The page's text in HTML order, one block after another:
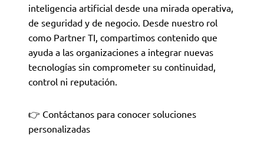
inteligencia artificial desde una mirada operativa,
de seguridad y de negocio. Desde nuestro rol
como Partner TI, compartimos contenido que
ayuda a las organizaciones a integrar nuevas
tecnologías sin comprometer su continuidad,
control ni reputación.
👉 Contáctanos para conocer soluciones
personalizadas